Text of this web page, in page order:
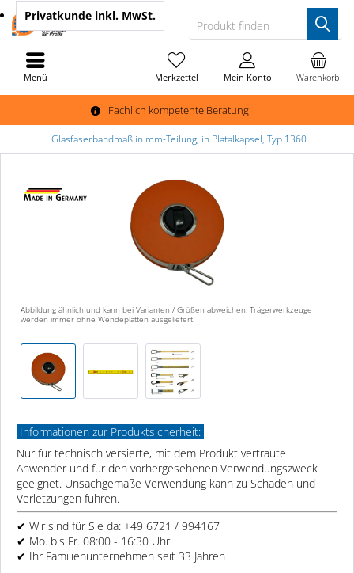
Fachlich kompetente Beratung
Produkt finden
Warenkorb
Merkzettel Mein Konto
Privatkunde inkl. MwSt.
Menü
Glasfaserbandmaß in mm-Teilung, in Platalkapsel, Typ 1360
Abbildung ähnlich und kann bei Varianten / Größen abweichen. Trägerwerkzeuge
werden immer ohne Wendeplatten ausgeliefert.
Informationen zur Produktsicherheit:
Nur für technisch versierte, mit dem Produkt vertraute
Anwender und für den vorhergesehenen Verwendungszweck
geeignet. Unsachgemäße Verwendung kann zu Schäden und
Verletzungen führen.
✔ Wir sind für Sie da: +49 6721 / 994167
✔ Mo. bis Fr. 08:00 - 16:30 Uhr
✔ Ihr Familienunternehmen seit 33 Jahren